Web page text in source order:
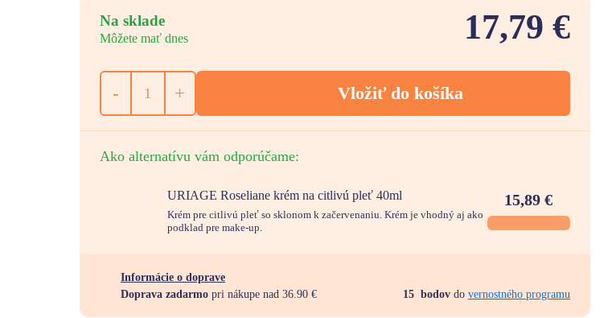
Na sklade
Môžete mať dnes 17,79 €
- + Vložiť do košíka
Ako alternatívu vám odporúčame:
URIAGE Roseliane krém na citlivú pleť 40ml
Krém pre citlivú pleť so sklonom k začervenaniu. Krém je vhodný aj ako
podklad pre make-up.
15,89 €
Informácie o doprave
Doprava zadarmopri nákupe nad 36.90 € 15 bodovdo vernostného programu